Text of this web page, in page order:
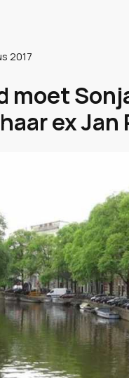
2017
moet
ex